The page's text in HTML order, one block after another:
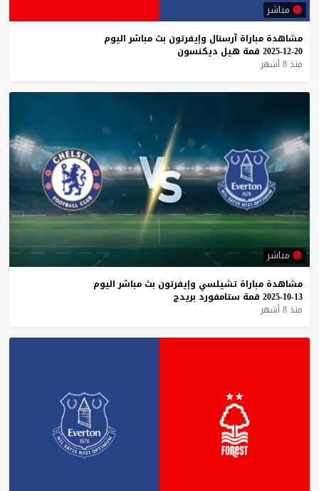
مباشر
مشاهدة مباراة آرسنال وإيفرتون بث مباشر اليوم
20-12-2025
قمة هيل ديكنسون
منذ 8 أشهر
مباشر
مشاهدة مباراة تشيلسي وإيفرتون بث مباشر اليوم
13-10-2025
قمة ستامفورد بريدج
منذ 8 أشهر